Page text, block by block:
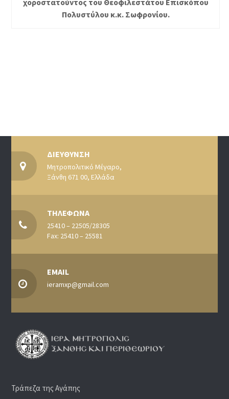
χοροστατούντος του Θεοφιλεστάτου Επισκόπου
Πολυστύλου κ.κ. Σωφρονίου.
ΔΙΕΥΘΥΝΣΗ
Μητροπολιτικό Μέγαρο,
Ξάνθη 671 00, Ελλάδα
ΤΗΛΕΦΩΝΑ
25410 – 22505/28305
Fax: 25410 – 25581
EMAIL
ieramxp@gmail.com
Τράπεζα της Αγάπης